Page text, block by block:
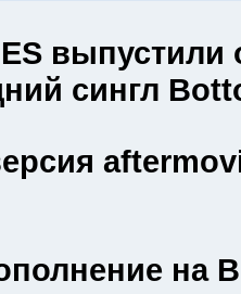
сингл
на